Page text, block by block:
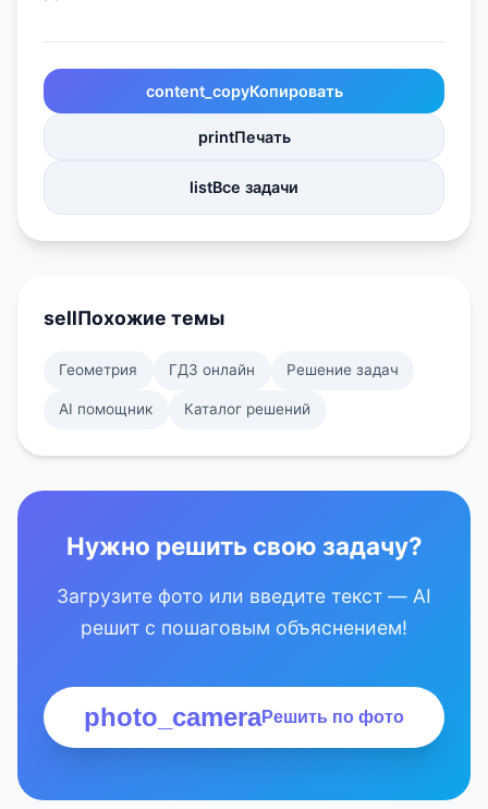
content_copyКопировать
printПечать
listВсе задачи
sellПохожие темы
Геометрия ГДЗ онлайн Решение задач
AI помощник Каталог решений
Нужно решить свою задачу?
Загрузите фото или введите текст — AI
решит с пошаговым объяснением!
photo_cameraРешить по фото